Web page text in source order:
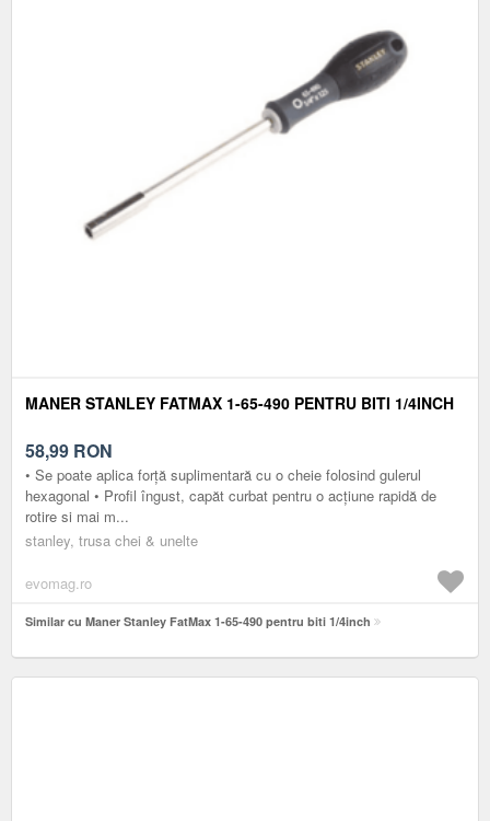
MANER STANLEY FATMAX 1-65-490 PENTRU BITI 1/4INCH
58,99 RON
• Se poate aplica forţă suplimentară cu o cheie folosind gulerul
hexagonal • Profil îngust, capăt curbat pentru o acţiune rapidă de
rotire si mai m...
stanley, trusa chei & unelte
evomag.ro
Similar cu Maner Stanley FatMax 1-65-490 pentru biti 1/4inch